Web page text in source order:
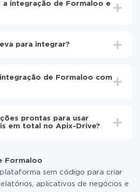
a integração de Formaloo e
de Formaloo para PostgreSQL
para integrar?
a configuração leva de 10 a 15
de Formaloo com
apenas pela quantidade de
transferida de um de seus
pago, se necessário. Mais
.
prontas para usar
em total no Apix-Drive?
Formaloo
sem código para criar
aplicativos de negócios e